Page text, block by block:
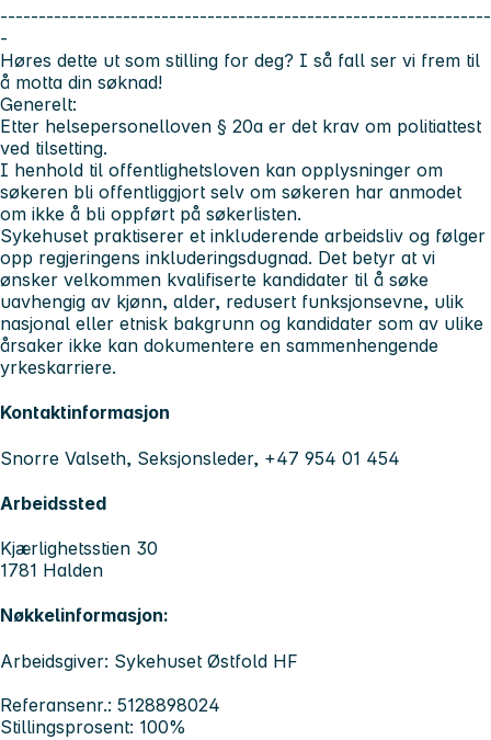
----------------------------------------------------------------
-
Høres dette ut som stilling for deg? I så fall ser vi frem til
å motta din søknad!
Generelt:
Etter helsepersonelloven § 20a er det krav om politiattest
ved tilsetting.
I henhold til offentlighetsloven kan opplysninger om
søkeren bli offentliggjort selv om søkeren har anmodet
om ikke å bli oppført på søkerlisten.
Sykehuset praktiserer et inkluderende arbeidsliv og følger
opp regjeringens inkluderingsdugnad. Det betyr at vi
ønsker velkommen kvalifiserte kandidater til å søke
uavhengig av kjønn, alder, redusert funksjonsevne, ulik
nasjonal eller etnisk bakgrunn og kandidater som av ulike
årsaker ikke kan dokumentere en sammenhengende
yrkeskarriere.
Kontaktinformasjon
Snorre Valseth, Seksjonsleder, +47 954 01 454
Arbeidssted
Kjærlighetsstien 30
1781 Halden
Nøkkelinformasjon:
Arbeidsgiver: Sykehuset Østfold HF
Referansenr.: 5128898024
Stillingsprosent: 100%